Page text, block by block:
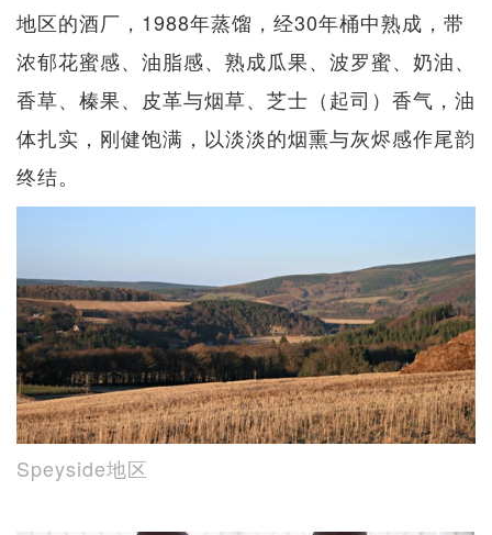
地区的酒厂，1988年蒸馏，经30年桶中熟成，带
浓郁花蜜感、油脂感、熟成瓜果、波罗蜜、奶油、
香草、榛果、皮革与烟草、芝士（起司）香气，油
体扎实，刚健饱满，以淡淡的烟熏与灰烬感作尾韵
终结。
Speyside地区